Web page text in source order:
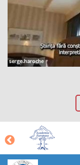
https://propletenie.ru/